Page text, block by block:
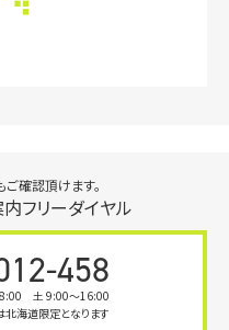
確認頂けます。
フリーダイヤル
458
土 9:00～16:00
海道限定となります